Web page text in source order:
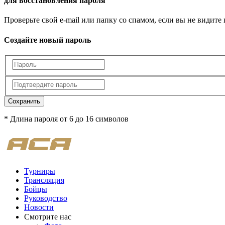
Проверьте свой e-mail или папку со спамом, если вы не видите
Создайте новый пароль
Сохранить
* Длина пароля от 6 до 16 символов
Турниры
Трансляция
Бойцы
Руководство
Новости
Смотрите нас